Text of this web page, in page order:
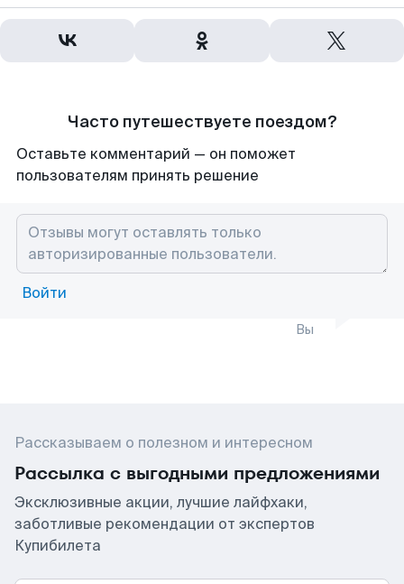
Часто путешествуете поездом?
Оставьте комментарий — он поможет
пользователям принять решение
Войти
Вы
Рассказываем о полезном и интересном
Рассылка с выгодными предложениями
Эксклюзивные акции, лучшие лайфхаки,
заботливые рекомендации от экспертов
Купибилета